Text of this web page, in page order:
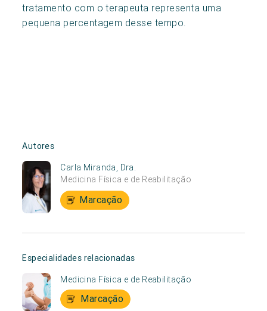
tratamento com o terapeuta representa uma
pequena percentagem desse tempo.
Autores
Carla Miranda, Dra.
Medicina Física e de Reabilitação
Marcação
Especialidades relacionadas
Medicina Física e de Reabilitação
Marcação